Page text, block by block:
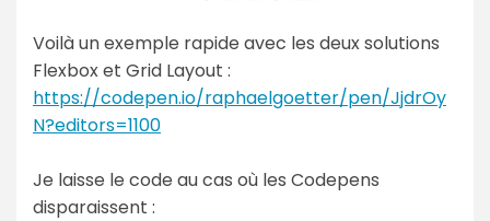
Voilà un exemple rapide avec les deux solutions
Flexbox et Grid Layout :
https://codepen.io/raphaelgoetter/pen/JjdrOy
N?editors=1100
Je laisse le code au cas où les Codepens
disparaissent :